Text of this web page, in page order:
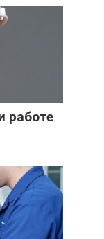
работе